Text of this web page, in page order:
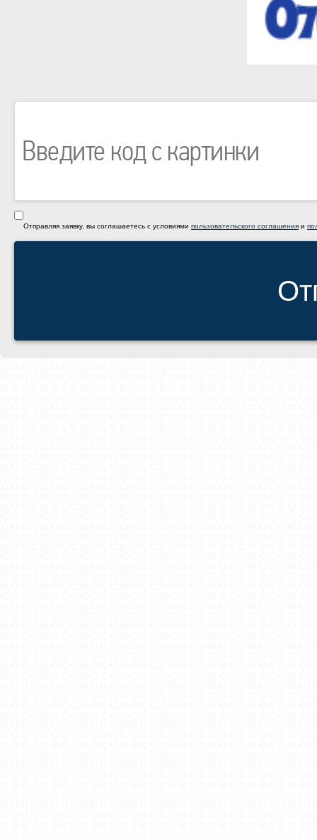
Отправляя заявку, вы соглашаетесь с условиями пользовательского соглашения и